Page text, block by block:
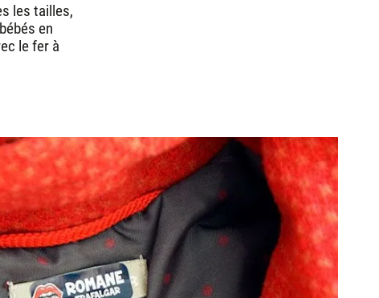
les tailles,
en
le fer à